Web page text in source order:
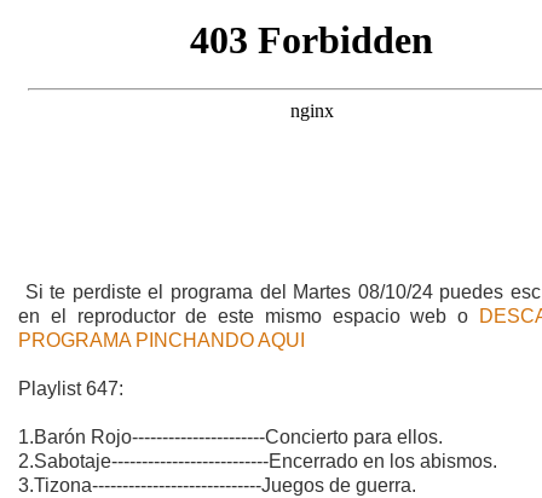
Si te perdiste el programa del Martes 08/10/24 puedes
en el reproductor de este mismo espacio web o
PROGRAMA PINCHANDO AQUI
Playlist 647:
1.Barón Rojo----------------------Concierto para ellos.
2.Sabotaje--------------------------Encerrado en los abismos.
3.Tizona----------------------------Juegos de guerra.